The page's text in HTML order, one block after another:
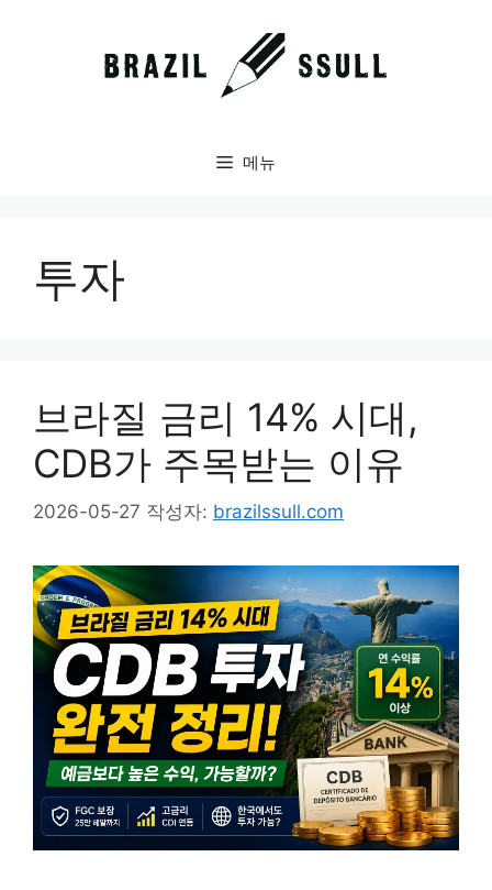
메뉴
투자
브라질 금리 14% 시대,
CDB가 주목받는 이유
2026-05-27 작성자: brazilssull.com